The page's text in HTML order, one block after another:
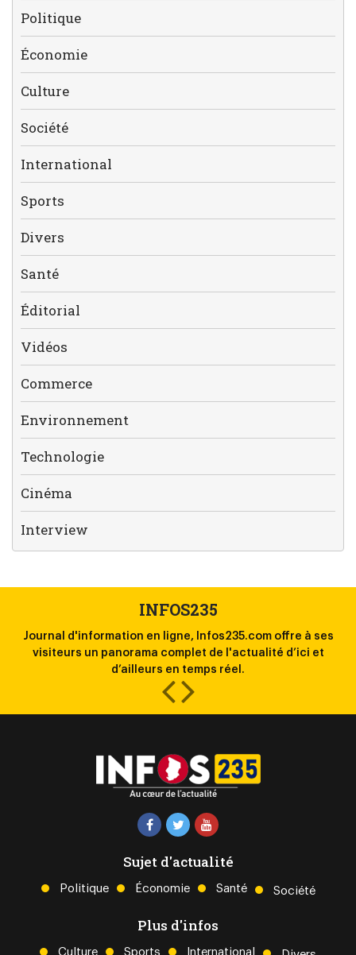
Politique
Économie
Culture
Société
International
Sports
Divers
Santé
Éditorial
Vidéos
Commerce
Environnement
Technologie
Cinéma
Interview
INFOS235
Journal d'information en ligne, Infos235.com offre à ses
visiteurs un panorama complet de l'actualité d’ici et
d’ailleurs en temps réel.
Sujet d'actualité
Politique Économie Santé Société
Plus d'infos
Culture Sports International